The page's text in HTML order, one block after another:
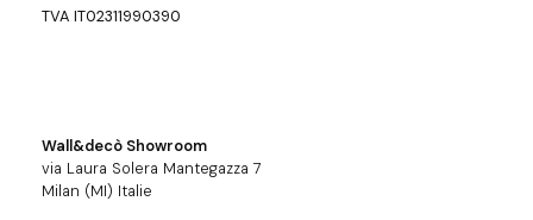
TVA IT02311990390
Wall&decò Showroom
via Laura Solera Mantegazza 7
Milan (MI) Italie